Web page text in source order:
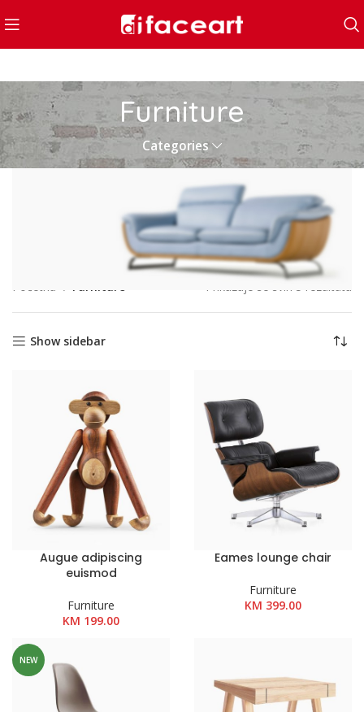
Furniture
Categories
SHOP NOW
Početna Furniture Prikazuje se svih 5 rezultata
Show sidebar
Augue adipiscing
euismod
Furniture
KM 199.00
Eames lounge chair
Furniture
KM 399.00
NEW